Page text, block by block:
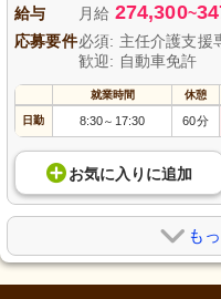
給与 月給 274,300~
応募要件必須: 主任介護支援
歓迎: 自動車免許
就業時間 休憩
日勤 8:30～ 17:30 60分
お気に入り に追加
も